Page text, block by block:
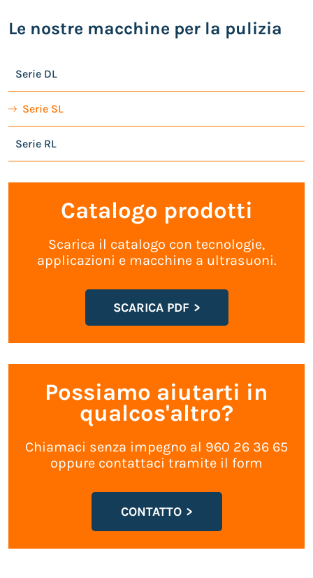
Le nostre macchine per la pulizia
Serie DL
Serie SL
Serie RL
Catalogo prodotti
Scarica il catalogo con tecnologie,
applicazioni e macchine a ultrasuoni.
SCARICA PDF
Possiamo aiutarti in
qualcos'altro?
Chiamaci senza impegno al 960 26 36 65
oppure contattaci tramite il form
CONTATTO